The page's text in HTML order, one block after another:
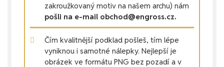
zakroužkovaný motiv na našem archu) nám
pošli na e-mail obchod@engross.cz.
Čím kvalitnější podklad pošleš, tím lépe
vyniknou i samotné nálepky. Nejlepší je
obrázek ve formátu PNG bez pozadí a v